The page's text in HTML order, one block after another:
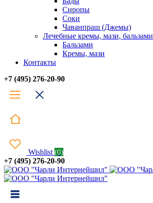
Сиропы
Соки
Чаванпраш (Джемы)
Лечебные кремы, мази, бальзами
Бальзами
Кремы, мази
Контакты
+7 (495) 276-20-90
Wishlist (0)
+7 (495) 276-20-90